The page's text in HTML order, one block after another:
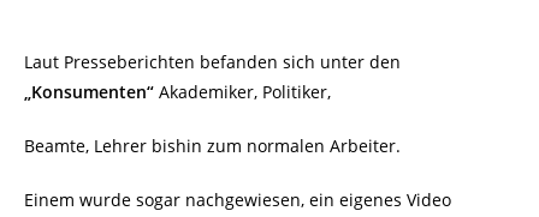
Laut Presseberichten befanden sich unter den
„Konsumenten“ Akademiker, Politiker,
Beamte, Lehrer bishin zum normalen Arbeiter.
Einem wurde sogar nachgewiesen, ein eigenes Video